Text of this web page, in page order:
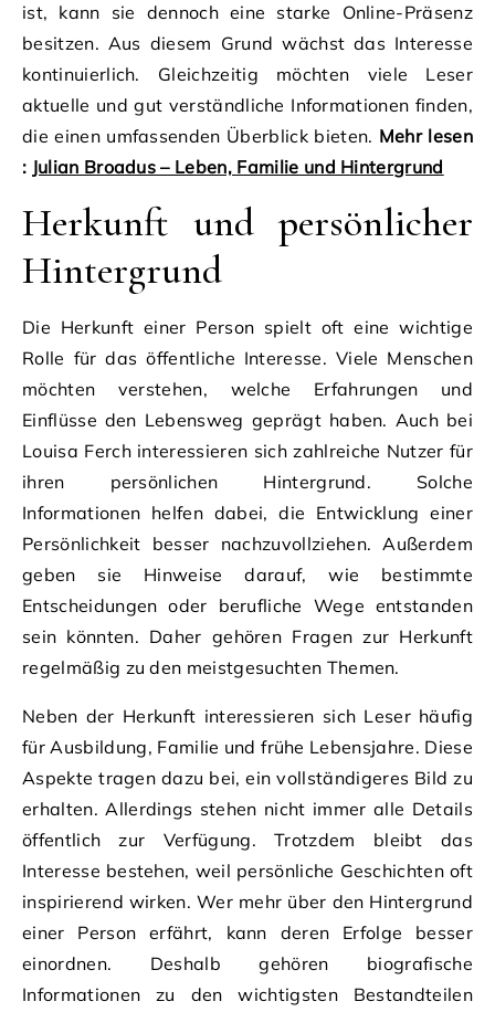
ist, kann sie dennoch eine starke Online-Präsenz
besitzen. Aus diesem Grund wächst das Interesse
kontinuierlich. Gleichzeitig möchten viele Leser
aktuelle und gut verständliche Informationen finden,
die einen umfassenden Überblick bieten. Mehr lesen
: Julian Broadus – Leben, Familie und Hintergrund
Herkunft und persönlicher
Hintergrund
Die Herkunft einer Person spielt oft eine wichtige
Rolle für das öffentliche Interesse. Viele Menschen
möchten verstehen, welche Erfahrungen und
Einflüsse den Lebensweg geprägt haben. Auch bei
Louisa Ferch interessieren sich zahlreiche Nutzer für
ihren persönlichen Hintergrund. Solche
Informationen helfen dabei, die Entwicklung einer
Persönlichkeit besser nachzuvollziehen. Außerdem
geben sie Hinweise darauf, wie bestimmte
Entscheidungen oder berufliche Wege entstanden
sein könnten. Daher gehören Fragen zur Herkunft
regelmäßig zu den meistgesuchten Themen.
Neben der Herkunft interessieren sich Leser häufig
für Ausbildung, Familie und frühe Lebensjahre. Diese
Aspekte tragen dazu bei, ein vollständigeres Bild zu
erhalten. Allerdings stehen nicht immer alle Details
öffentlich zur Verfügung. Trotzdem bleibt das
Interesse bestehen, weil persönliche Geschichten oft
inspirierend wirken. Wer mehr über den Hintergrund
einer Person erfährt, kann deren Erfolge besser
einordnen. Deshalb gehören biografische
Informationen zu den wichtigsten Bestandteilen